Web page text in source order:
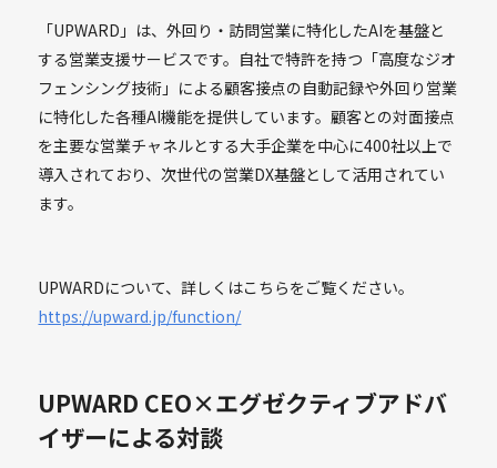
「UPWARD」は、外回り・訪問営業に特化したAIを基盤と
する営業支援サービスです。自社で特許を持つ「高度なジオ
フェンシング技術」による顧客接点の自動記録や外回り営業
に特化した各種AI機能を提供しています。顧客との対面接点
を主要な営業チャネルとする大手企業を中心に400社以上で
導入されており、次世代の営業DX基盤として活用されてい
ます。
UPWARDについて、詳しくはこちらをご覧ください。
https://upward.jp/function/
UPWARD CEO×エグゼクティブアドバ
イザーによる対談